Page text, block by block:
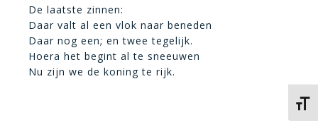
De laatste zinnen:
Daar valt al een vlok naar beneden
Daar nog een; en twee tegelijk.
Hoera het begint al te sneeuwen
Nu zijn we de koning te rijk.